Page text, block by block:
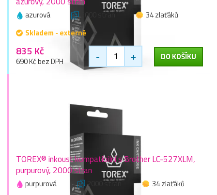
azurová 2000 stran
34 zlaťáků
Skladem - externě
835 Kč
690 Kč bez DPH - + DO KOŠÍKU
TOREX® inkoust kompatibilní s Brother LC-527XLM,
purpurový, 2000 stran
purpurová 2000 stran
34 zlaťáků